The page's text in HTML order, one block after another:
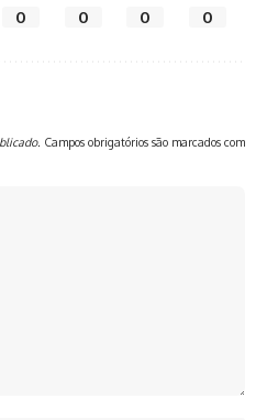
0 0 0 0
Campos obrigatórios são marcados com